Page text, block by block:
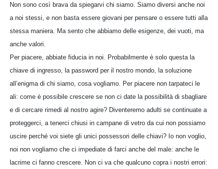
Non sono così brava da spiegarvi chi siamo. Siamo diversi anche noi
a noi stessi, e non basta essere giovani per pensare o essere tutti alla
stessa maniera. Ma sento che abbiamo delle esigenze, dei vuoti, ma
anche valori.
Per piacere, abbiate fiducia in noi. Probabilmente è solo questa la
chiave di ingresso, la password per il nostro mondo, la soluzione
all’enigma di chi siamo, cosa vogliamo. Per piacere non tarpateci le
ali: come è possibile crescere se non ci date la possibilità di sbagliare
e di cercare rimedi al nostro agire? Diventeremo adulti se continuate a
proteggerci, a tenerci chiusi in campane di vetro da cui non possiamo
uscire perché voi siete gli unici possessori delle chiavi? Io non voglio,
noi non vogliamo che ci impediate di farci anche del male: anche le
lacrime ci fanno crescere. Non ci va che qualcuno copra i nostri errori: